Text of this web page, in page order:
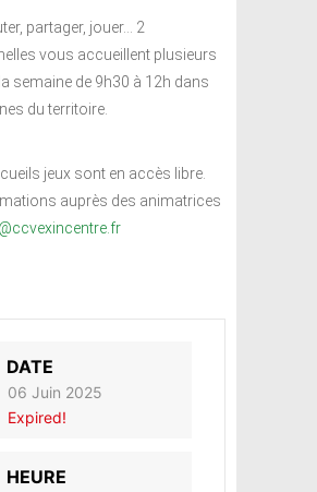
partager, jouer… 2
vous accueillent plusieurs
semaine de 9h30 à 12h dans
du territoire.
jeux sont en accès libre.
auprès des animatrices
DATE
06 Juin 2025
Expired!
HEURE